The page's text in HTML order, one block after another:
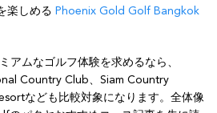
楽しめる Phoenix Gold Golf Bangkok
アムなゴルフ体験を求めるなら、
Country Club、Siam Country
なども比較対象になります。全体像